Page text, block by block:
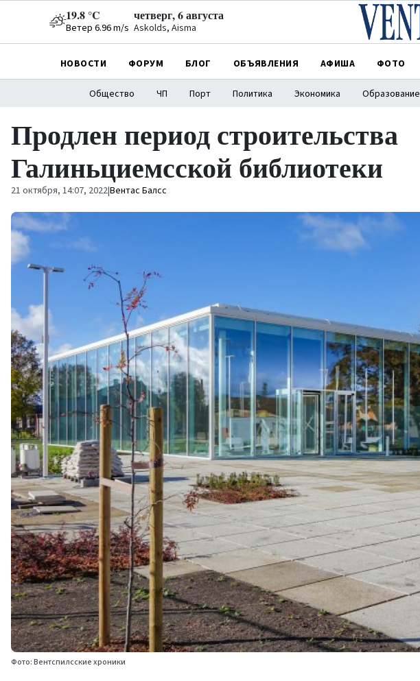
19.8 °C
Ветер 6.96 m/s
четверг, 6 августа
Askolds, Aisma
НОВОСТИ ФОРУМ БЛОГ ОБЪЯВЛЕНИЯ АФИША ФОТО
Общество ЧП Порт Политика Экономика Образование
Продлен период строительства
Галиньциемсской библиотеки
21 октября, 14:07, 2022|Вентас Балсс
Фото: Вентспилсские хроники